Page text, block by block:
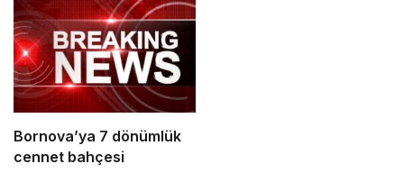
Bornova’ya 7 dönümlük
cennet bahçesi